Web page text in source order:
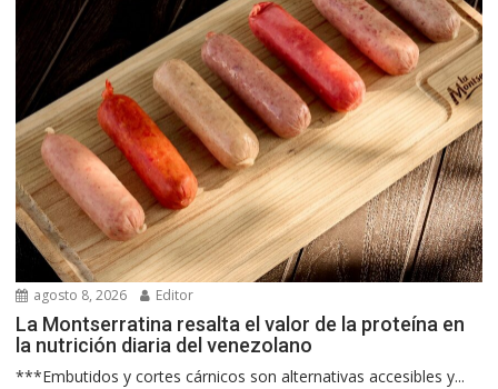
agosto 8, 2026 Editor
La Montserratina resalta el valor de la proteína en
la nutrición diaria del venezolano
***Embutidos y cortes cárnicos son alternativas accesibles y...